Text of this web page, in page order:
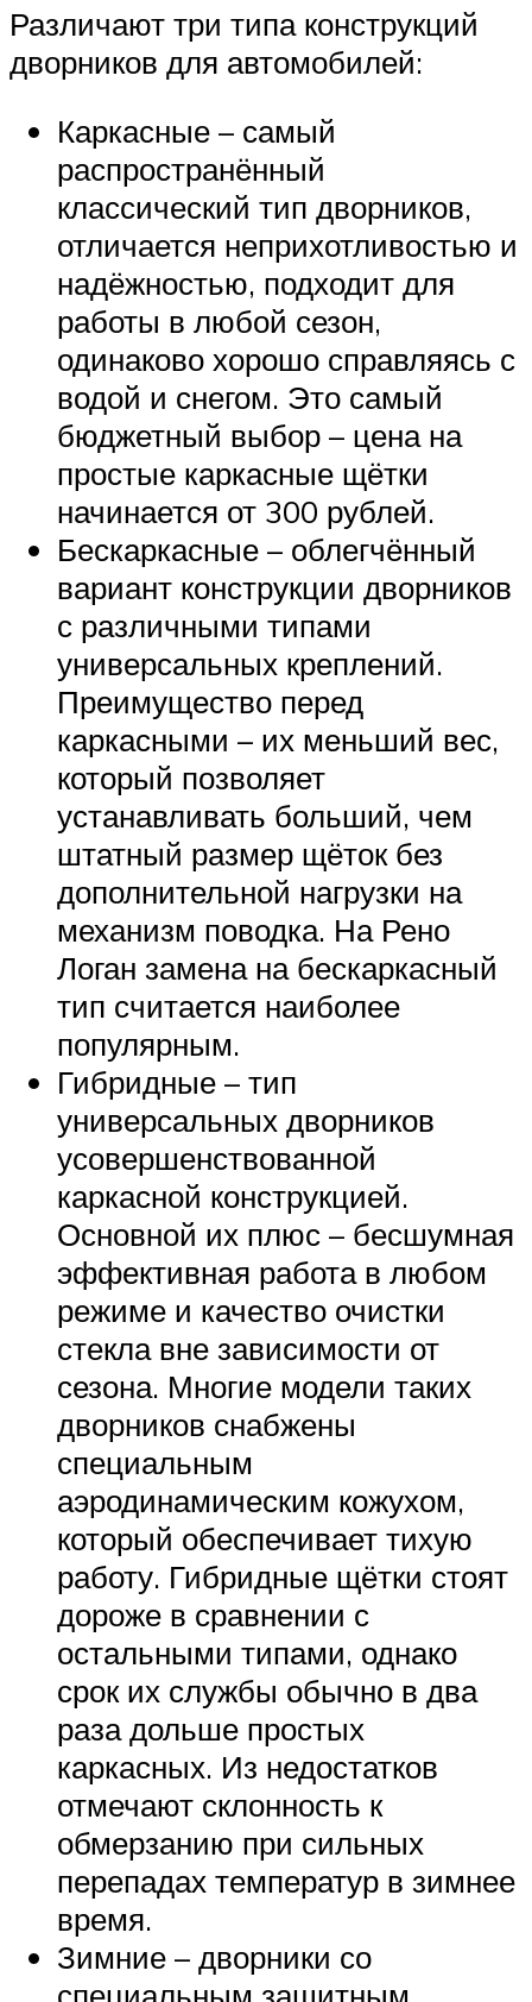
Различают три типа конструкций
дворников для автомобилей:
Каркасные – самый
распространённый
классический тип дворников,
отличается неприхотливостью и
надёжностью, подходит для
работы в любой сезон,
одинаково хорошо справляясь с
водой и снегом. Это самый
бюджетный выбор – цена на
простые каркасные щётки
начинается от 300 рублей.
Бескаркасные – облегчённый
вариант конструкции дворников
с различными типами
универсальных креплений.
Преимущество перед
каркасными – их меньший вес,
который позволяет
устанавливать больший, чем
штатный размер щёток без
дополнительной нагрузки на
механизм поводка. На Рено
Логан замена на бескаркасный
тип считается наиболее
популярным.
Гибридные – тип
универсальных дворников
усовершенствованной
каркасной конструкцией.
Основной их плюс – бесшумная
эффективная работа в любом
режиме и качество очистки
стекла вне зависимости от
сезона. Многие модели таких
дворников снабжены
специальным
аэродинамическим кожухом,
который обеспечивает тихую
работу. Гибридные щётки стоят
дороже в сравнении с
остальными типами, однако
срок их службы обычно в два
раза дольше простых
каркасных. Из недостатков
отмечают склонность к
обмерзанию при сильных
перепадах температур в зимнее
время.
Зимние – дворники со